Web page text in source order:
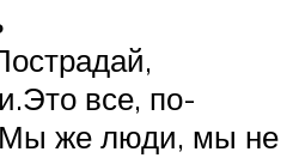
все, по-
же люди, мы не